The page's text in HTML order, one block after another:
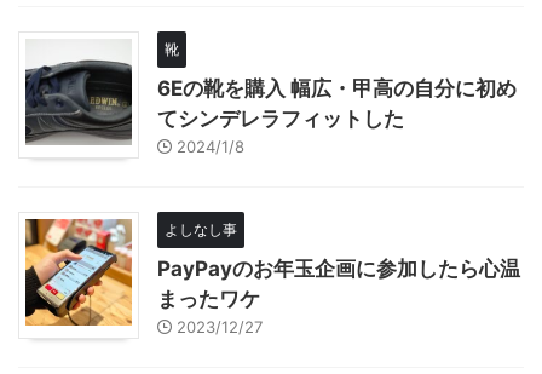
靴
6Eの靴を購入 幅広・甲高の自分に初め
てシンデレラフィットした
2024/1/8
よしなし事
PayPayのお年玉企画に参加したら心温
まったワケ
2023/12/27